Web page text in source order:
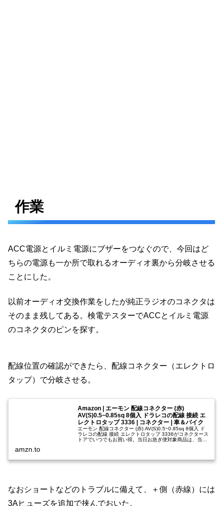
作業
ACC電源とイルミ電源にブザーをつなぐので、今回はど
ちらの電源も一か所で取れるオーディオ裏から分岐させる
ことにした。
以前オーディオ交換作業をしたが純正ラジオのコネクタは
そのまま残してある。検電テスターでACCとイルミ電源
のコネクタのピンを探す。
配線位置の確認ができたら、配線コネクター（エレクトロ
タップ）で分岐させる。
Amazon | エーモン 配線コネクター (赤)
AV(S)0.5~0.85sq 8個入 ドラレコの配線 接続 エ
レクトロタップ 3336 | コネクター | 車＆バイク
エーモン 配線コネクター (赤) AV(S)0.5~0.85sq 8個入 ド
ラレコの配線 接続 エレクトロタップ 3336がコネクタース
トアでいつでもお買い得。当日お急ぎ便対象商品は、当日
amzn.to
なおショートなどのトラブルに備えて、＋側（赤線）には
3Aヒューズを追加で挟んでおいた。